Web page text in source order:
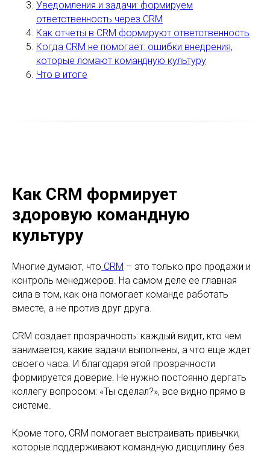
работать слаженно.
Уведомления и задачи: формируем
ответственность через CRM
Как отчеты в CRM формируют ответственность
Когда CRM не помогает: ошибки внедрения,
которые ломают командную культуру
Что в итоге
Как CRM формирует
здоровую командную
культуру
Многие думают, что CRM – это только про продажи и
контроль менеджеров. На самом деле ее главная
сила в том, как она помогает команде работать
вместе, а не против друг друга.
CRM создает прозрачность: каждый видит, кто чем
занимается, какие задачи выполнены, а что еще ждет
своего часа. И благодаря этой прозрачности
формируется доверие. Не нужно постоянно дергать
коллегу вопросом: «Ты сделал?», все видно прямо в
системе.
Кроме того, CRM помогает выстраивать привычки,
которые поддерживают командную дисциплину без